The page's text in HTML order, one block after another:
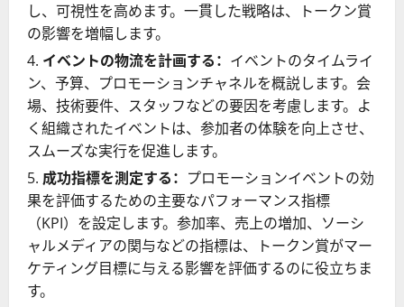
し、可視性を高めます。一貫した戦略は、トークン賞
の影響を増幅します。
イベントの物流を計画する： イベントのタイムライ
ン、予算、プロモーションチャネルを概説します。会
場、技術要件、スタッフなどの要因を考慮します。よ
く組織されたイベントは、参加者の体験を向上させ、
スムーズな実行を促進します。
成功指標を測定する： プロモーションイベントの効
果を評価するための主要なパフォーマンス指標
（KPI）を設定します。参加率、売上の増加、ソーシ
ャルメディアの関与などの指標は、トークン賞がマー
ケティング目標に与える影響を評価するのに役立ちま
す。